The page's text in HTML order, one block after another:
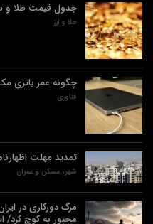
جدول قیمت طلا و سکه دوشنبه ۱۲
طلا و ارز
چگونه عمر باتری
فناوری
تمدید مهلت
شهر، مسکن و عمران
مرگ دورکاری در
مجبور به کوچ کرد/